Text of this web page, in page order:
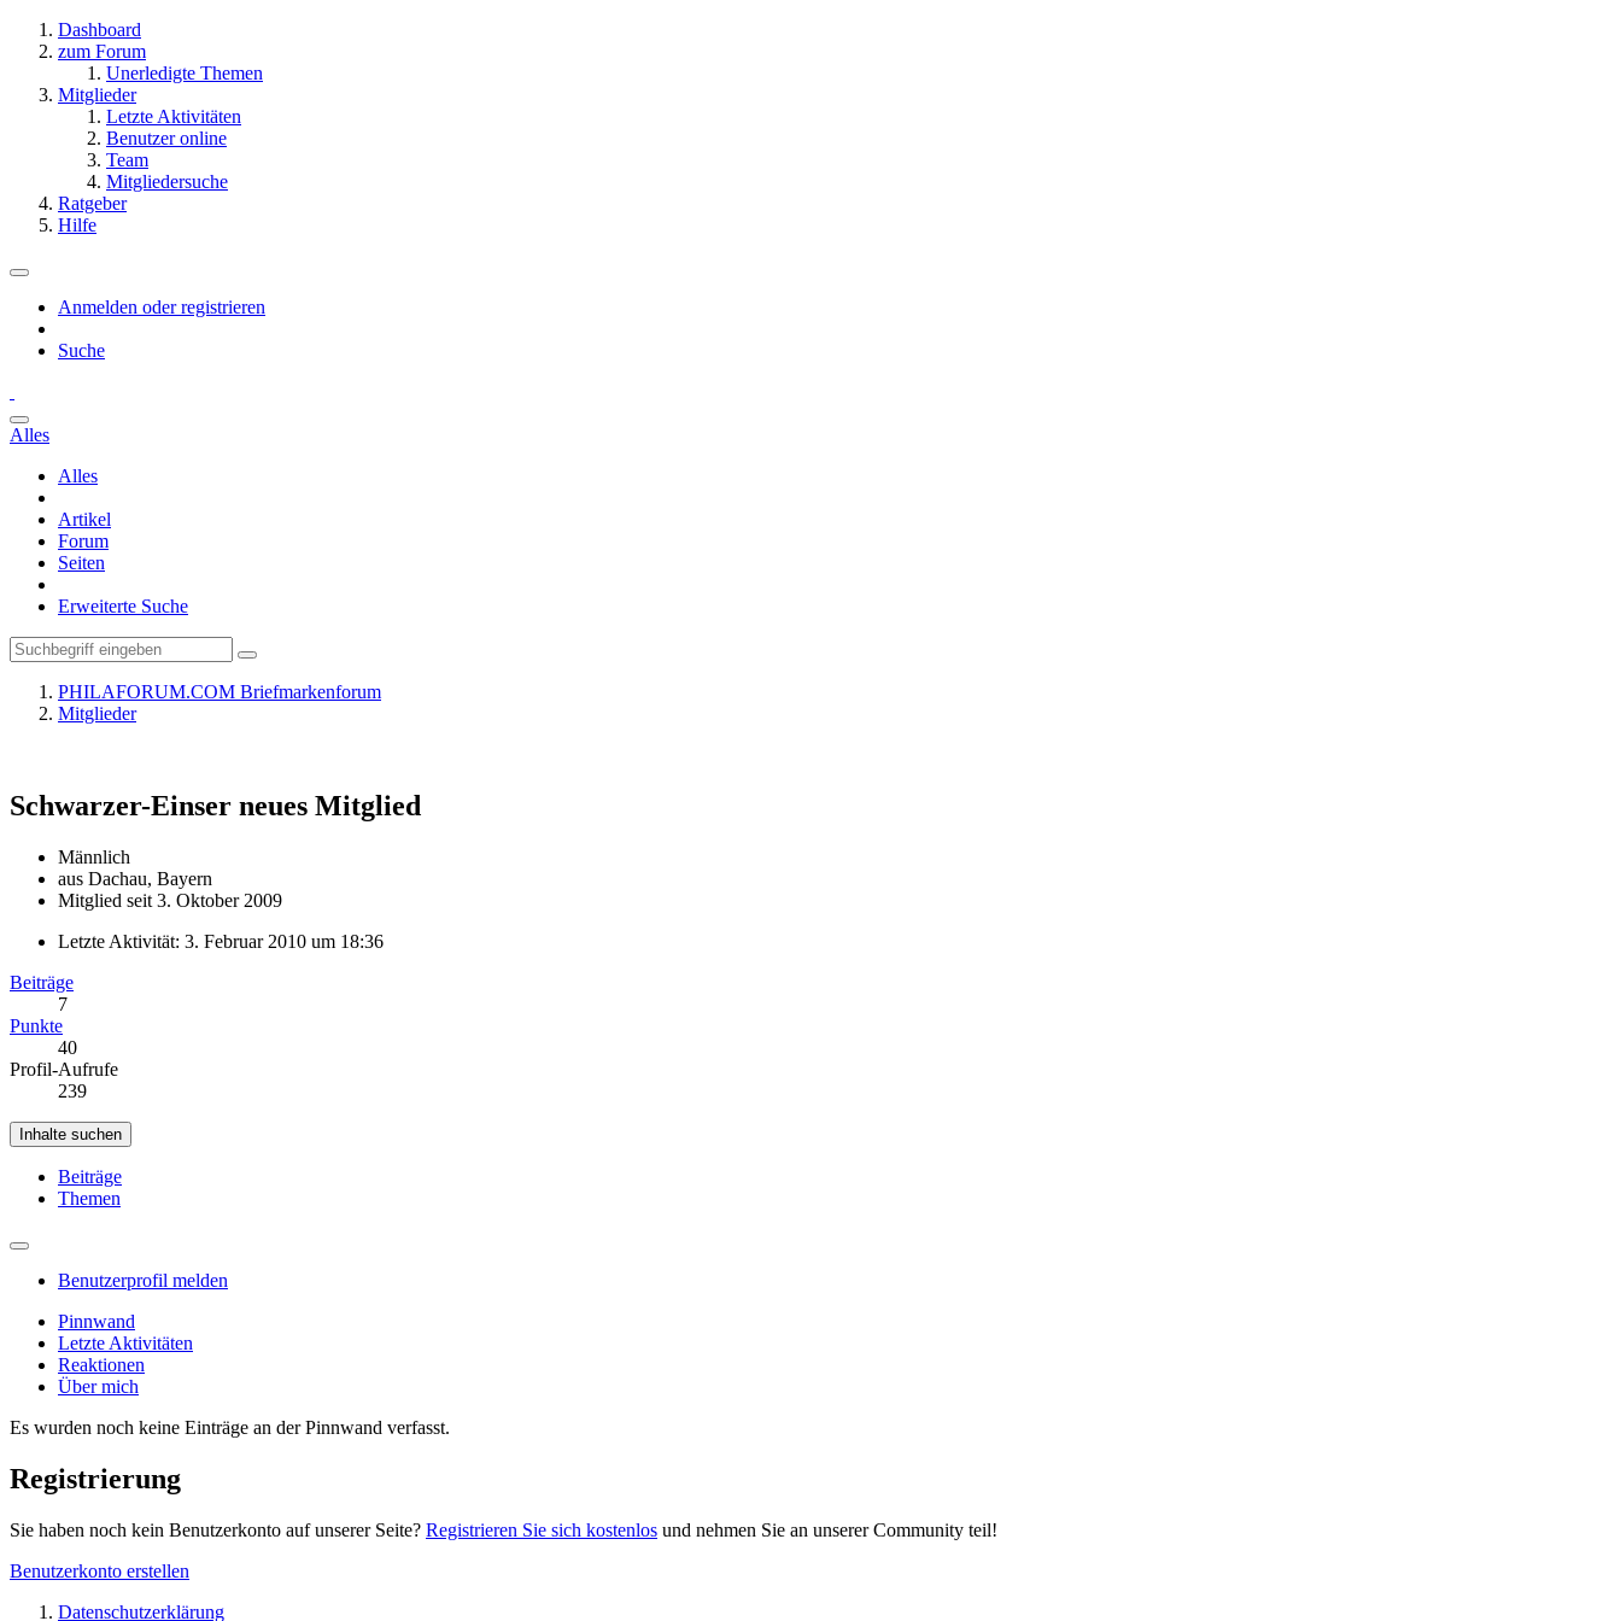
Dashboard
zum Forum
Unerledigte Themen
Mitglieder
Letzte Aktivitäten
Benutzer online
Team
Mitgliedersuche
Ratgeber
Hilfe
Anmelden oder registrieren
Suche
Alles
Alles
Artikel
Forum
Seiten
Erweiterte Suche
PHILAFORUM.COM Briefmarkenforum
Mitglieder
Schwarzer-Einser neues Mitglied
Männlich
aus Dachau, Bayern
Mitglied seit 3. Oktober 2009
Letzte Aktivität: 3. Februar 2010 um 18:36
Beiträge
7
Punkte
40
Profil-Aufrufe
239
Inhalte suchen
Beiträge
Themen
Benutzerprofil melden
Pinnwand
Letzte Aktivitäten
Reaktionen
Über mich
Es wurden noch keine Einträge an der Pinnwand verfasst.
Registrierung
Sie haben noch kein Benutzerkonto auf unserer Seite? Registrieren Sie sich kostenlos und nehmen Sie an unserer Community teil!
Benutzerkonto erstellen
Datenschutzerklärung